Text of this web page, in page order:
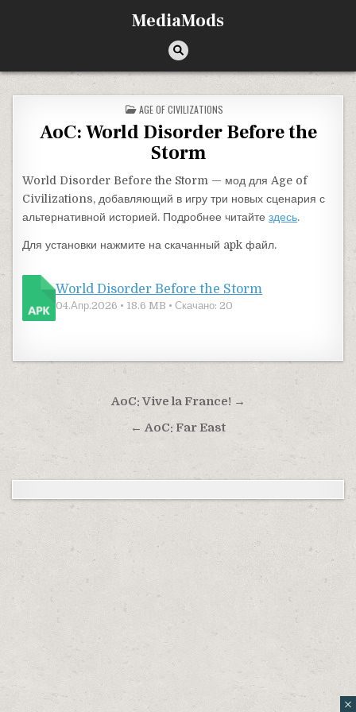
MediaMods
ОПУБЛИКОВАНО В
AGE OF CIVILIZATIONS
AoC: World Disorder Before the
Storm
World Disorder Before the Storm — мод для Age of
Civilizations, добавляющий в игру три новых сценария с
альтернативной историей. Подробнее читайтездесь.
Для установки нажмите на скачанный apk файл.
World Disorder Before the Storm
04.Апр.2026 • 18.6 MB • Скачано: 20
Навигация по записям
AoC: Vive la France! →
← AoC: Far East